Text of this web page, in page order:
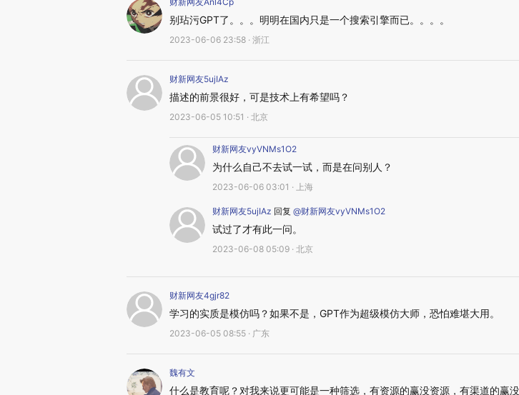
别玷污GPT了。。。明明在国内只是一个搜索引擎而已。。。。
2023-06-06 23:58 · 浙江
财新网友5ujIAz
描述的前景很好，可是技术上有希望吗？
2023-06-05 10:51 · 北京
财新网友vyVNMs1O2
为什么自己不去试一试，而是在问别人？
2023-06-06 03:01 · 上海
财新网友5ujIAz 回复 @财新网友vyVNMs1O2
试过了才有此一问。
2023-06-08 05:09 · 北京
财新网友4gjr82
学习的实质是模仿吗？如果不是，GPT作为超级模仿大师，恐怕难堪大用。
2023-06-05 08:55 · 广东
魏有文
什么是教育呢？对我来说更可能是一种筛选，有资源的赢没资源，有渠道的赢